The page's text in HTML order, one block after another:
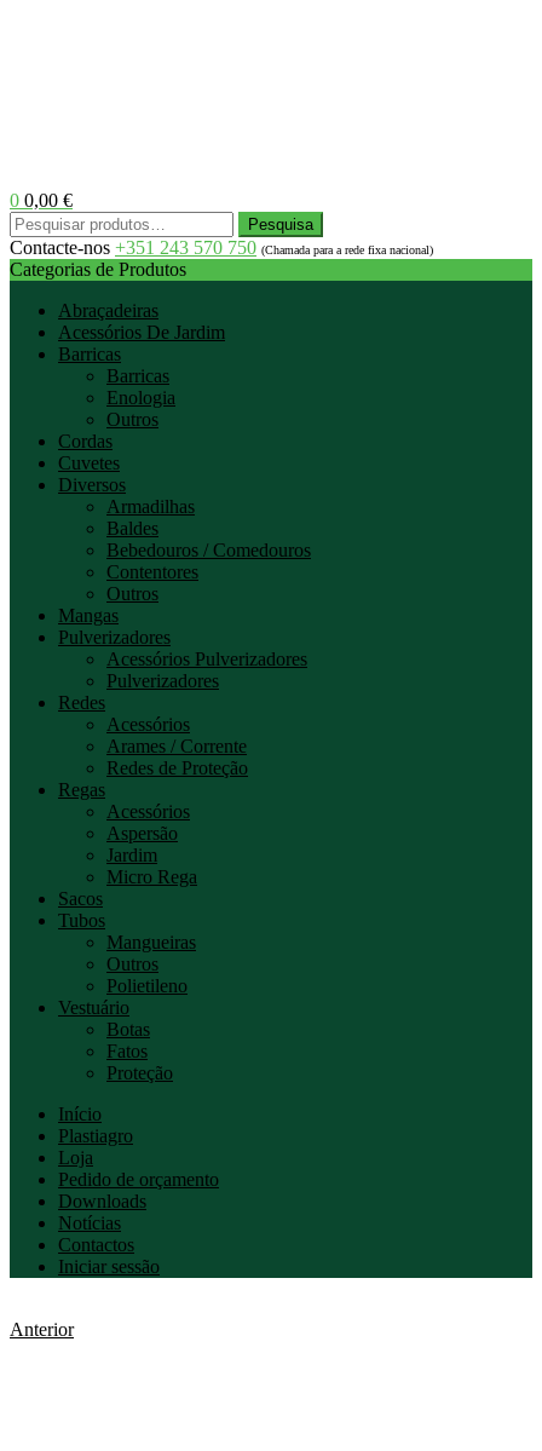
0 0,00 €
Menu
Pesquisar
por:
Pesquisa
Contacte-nos +351 243 570 750 (Chamada para a rede fixa nacional)
Categorias de Produtos
Abraçadeiras
Acessórios De Jardim
Barricas
Barricas
Enologia
Outros
Cordas
Cuvetes
Diversos
Armadilhas
Baldes
Bebedouros / Comedouros
Contentores
Outros
Mangas
Pulverizadores
Acessórios Pulverizadores
Pulverizadores
Redes
Acessórios
Arames / Corrente
Redes de Proteção
Regas
Acessórios
Aspersão
Jardim
Micro Rega
Sacos
Tubos
Mangueiras
Outros
Polietileno
Vestuário
Botas
Fatos
Proteção
Início
Plastiagro
Loja
Pedido de orçamento
Downloads
Notícias
Contactos
Iniciar sessão
Anterior